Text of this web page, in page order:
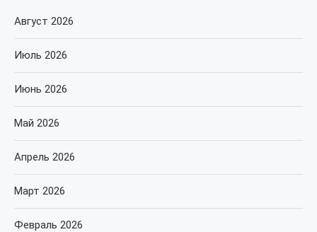
Август 2026
Июль 2026
Июнь 2026
Май 2026
Апрель 2026
Март 2026
Февраль 2026